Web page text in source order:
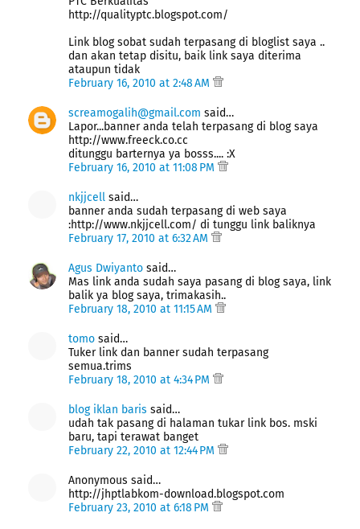
http://qualityptc.blogspot.com/
Link blog sobat sudah terpasang di bloglist saya ..
dan akan tetap disitu, baik link saya diterima
ataupun tidak
February 16, 2010 at 2:48 AM
screamogalih@gmail.com said…
Lapor...banner anda telah terpasang di blog saya
http://www.freeck.co.cc
ditunggu barternya ya bosss.... :X
February 16, 2010 at 11:08 PM
nkjjcell said…
banner anda sudah terpasang di web saya
:http://www.nkjjcell.com/ di tunggu link baliknya
February 17, 2010 at 6:32 AM
Agus Dwiyanto said…
Mas link anda sudah saya pasang di blog saya, link
balik ya blog saya, trimakasih..
February 18, 2010 at 11:15 AM
tomo said…
Tuker link dan banner sudah terpasang
semua.trims
February 18, 2010 at 4:34 PM
blog iklan baris said…
udah tak pasang di halaman tukar link bos. mski
baru, tapi terawat banget
February 22, 2010 at 12:44 PM
Anonymous said…
http://jhptlabkom-download.blogspot.com
February 23, 2010 at 6:18 PM